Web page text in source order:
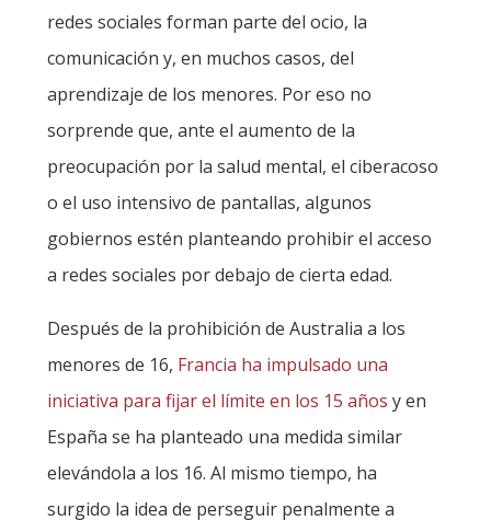
redes sociales forman parte del ocio, la
comunicación y, en muchos casos, del
aprendizaje de los menores. Por eso no
sorprende que, ante el aumento de la
preocupación por la salud mental, el ciberacoso
o el uso intensivo de pantallas, algunos
gobiernos estén planteando prohibir el acceso
a redes sociales por debajo de cierta edad.
Después de la prohibición de Australia a los
menores de 16, Francia ha impulsado una
iniciativa para fijar el límite en los 15 años y en
España se ha planteado una medida similar
elevándola a los 16. Al mismo tiempo, ha
surgido la idea de perseguir penalmente a